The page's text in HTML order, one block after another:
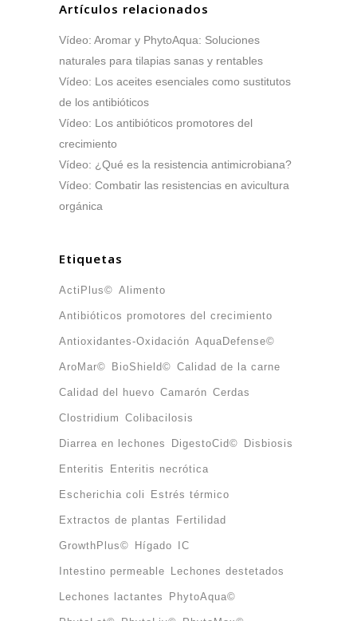
Artículos relacionados
Vídeo: Aromar y PhytoAqua: Soluciones
naturales para tilapias sanas y rentables
Vídeo: Los aceites esenciales como sustitutos
de los antibióticos
Vídeo: Los antibióticos promotores del
crecimiento
Vídeo: ¿Qué es la resistencia antimicrobiana?
Vídeo: Combatir las resistencias en avicultura
orgánica
Etiquetas
ActiPlus© Alimento
Antibióticos promotores del crecimiento
Antioxidantes-Oxidación AquaDefense©
AroMar© BioShield© Calidad de la carne
Calidad del huevo Camarón Cerdas
Clostridium Colibacilosis
Diarrea en lechones DigestoCid© Disbiosis
Enteritis Enteritis necrótica
Escherichia coli Estrés térmico
Extractos de plantas Fertilidad
GrowthPlus© Hígado IC
Intestino permeable Lechones destetados
Lechones lactantes PhytoAqua©